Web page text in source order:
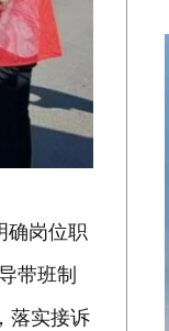
确岗位职
带班制
落实接诉